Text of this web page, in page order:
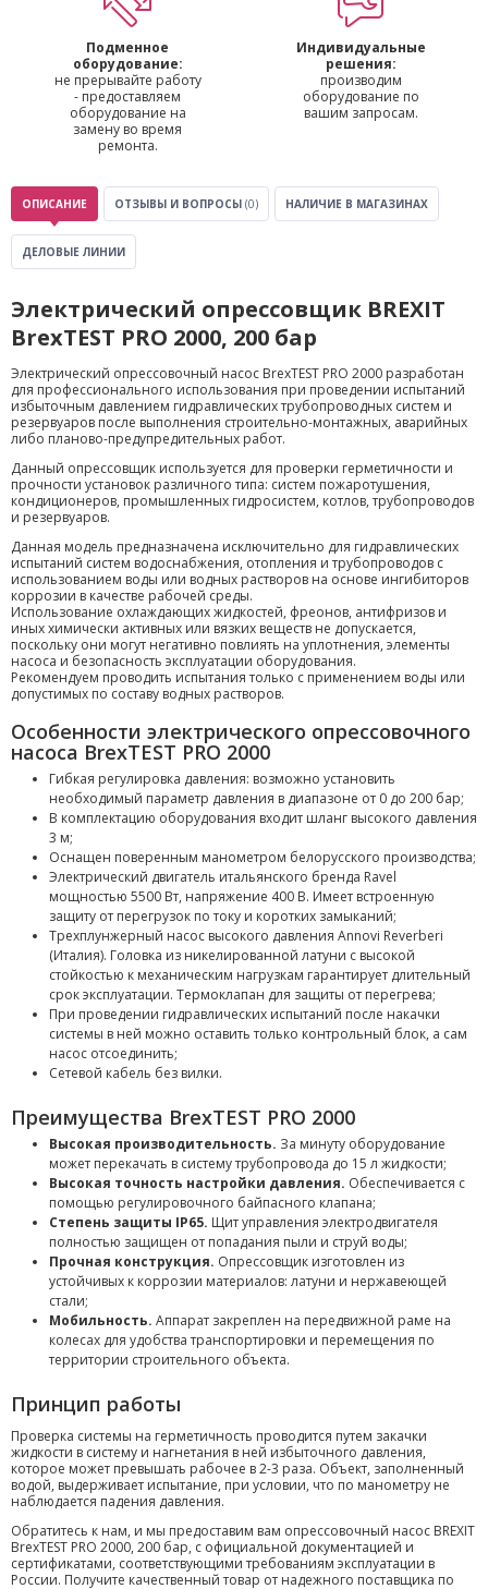
Подменное
оборудование:
не прерывайте работу
- предоставляем
оборудование на
замену во время
ремонта.
Индивидуальные
решения:
производим
оборудование по
вашим запросам.
ОПИСАНИЕ ОТЗЫВЫ И ВОПРОСЫ (0) НАЛИЧИЕ В МАГАЗИНАХ
ДЕЛОВЫЕ ЛИНИИ
Электрический опрессовщик BREXIT
BrexTEST PRO 2000, 200 бар
Электрический опрессовочный насос BrexTEST PRO 2000 разработан
для профессионального использования при проведении испытаний
избыточным давлением гидравлических трубопроводных систем и
резервуаров после выполнения строительно-монтажных, аварийных
либо планово-предупредительных работ.
Данный опрессовщик используется для проверки герметичности и
прочности установок различного типа: систем пожаротушения,
кондиционеров, промышленных гидросистем, котлов, трубопроводов
и резервуаров.
Данная модель предназначена исключительно для гидравлических
испытаний систем водоснабжения, отопления и трубопроводов с
использованием воды или водных растворов на основе ингибиторов
коррозии в качестве рабочей среды.
Использование охлаждающих жидкостей, фреонов, антифризов и
иных химически активных или вязких веществ не допускается,
поскольку они могут негативно повлиять на уплотнения, элементы
насоса и безопасность эксплуатации оборудования.
Рекомендуем проводить испытания только с применением воды или
допустимых по составу водных растворов.
Особенности электрического опрессовочного
насоса BrexTEST PRO 2000
Гибкая регулировка давления: возможно установить
необходимый параметр давления в диапазоне от 0 до 200 бар;
В комплектацию оборудования входит шланг высокого давления
3 м;
Оснащен поверенным манометром белорусского производства;
Электрический двигатель итальянского бренда Ravel
мощностью 5500 Вт, напряжение 400 В. Имеет встроенную
защиту от перегрузок по току и коротких замыканий;
Трехплунжерный насос высокого давления Annovi Reverberi
(Италия). Головка из никелированной латуни с высокой
стойкостью к механическим нагрузкам гарантирует длительный
срок эксплуатации. Термоклапан для защиты от перегрева;
При проведении гидравлических испытаний после накачки
системы в ней можно оставить только контрольный блок, а сам
насос отсоединить;
Сетевой кабель без вилки.
Преимущества BrexTEST PRO 2000
Высокая производительность. За минуту оборудование
может перекачать в систему трубопровода до 15 л жидкости;
Высокая точность настройки давления. Обеспечивается с
помощью регулировочного байпасного клапана;
Степень защиты IP65. Щит управления электродвигателя
полностью защищен от попадания пыли и струй воды;
Прочная конструкция. Опрессовщик изготовлен из
устойчивых к коррозии материалов: латуни и нержавеющей
стали;
Мобильность. Аппарат закреплен на передвижной раме на
колесах для удобства транспортировки и перемещения по
территории строительного объекта.
Принцип работы
Проверка системы на герметичность проводится путем закачки
жидкости в систему и нагнетания в ней избыточного давления,
которое может превышать рабочее в 2-3 раза. Объект, заполненный
водой, выдерживает испытание, при условии, что по манометру не
наблюдается падения давления.
Обратитесь к нам, и мы предоставим вам опрессовочный насос BREXIT
BrexTEST PRO 2000, 200 бар, с официальной документацией и
сертификатами, соответствующими требованиям эксплуатации в
России. Получите качественный товар от надежного поставщика по